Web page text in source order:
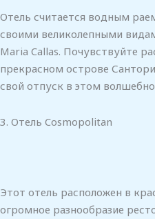
Отель считается водным
своими великолепными
Maria Callas. Почувствуйте
прекрасном острове
свой отпуск в этом
3. Отель Cosmopolitan
Этот отель расположен в
огромное разнообразие